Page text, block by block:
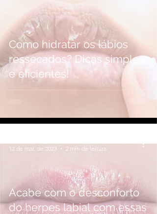
Como hidratar os lábios
ressecados? Dicas simples
e eficientes!
Acabe com o desconforto
do herpes labial com essas
12 de mar. de 2023
2 min de leitura